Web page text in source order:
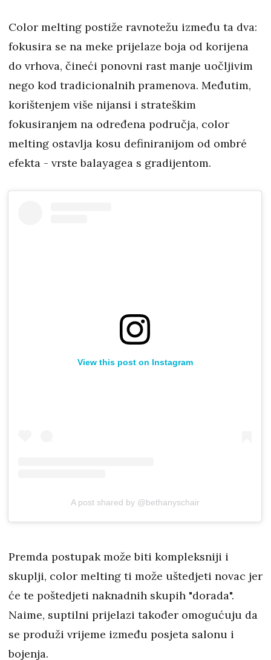
Color melting postiže ravnotežu između ta dva:
fokusira se na meke prijelaze boja od korijena
do vrhova, čineći ponovni rast manje uočljivim
nego kod tradicionalnih pramenova. Međutim,
korištenjem više nijansi i strateškim
fokusiranjem na određena područja, color
melting ostavlja kosu definiranijom od ombré
efekta - vrste balayagea s gradijentom.
View this post on Instagram
A post shared by @bethanyschair
Premda postupak može biti kompleksniji i
skuplji, color melting ti može uštedjeti novac jer
će te poštedjeti naknadnih skupih "dorada".
Naime, suptilni prijelazi također omogućuju da
se produži vrijeme između posjeta salonu i
bojenja.